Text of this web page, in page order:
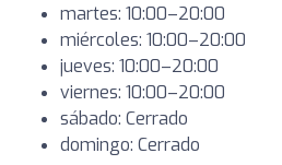
martes: 10:00–20:00
miércoles: 10:00–20:00
jueves: 10:00–20:00
viernes: 10:00–20:00
sábado: Cerrado
domingo: Cerrado